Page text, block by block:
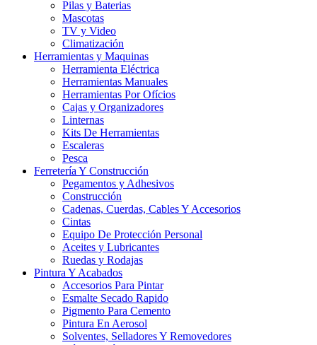
Pilas y Baterias
Mascotas
TV y Video
Climatización
Herramientas y Maquinas
Herramienta Eléctrica
Herramientas Manuales
Herramientas Por Ofícios
Cajas y Organizadores
Linternas
Kits De Herramientas
Escaleras
Pesca
Ferretería Y Construcción
Pegamentos y Adhesivos
Construcción
Cadenas, Cuerdas, Cables Y Accesorios
Cintas
Equipo De Protección Personal
Aceites y Lubricantes
Ruedas y Rodajas
Pintura Y Acabados
Accesorios Para Pintar
Esmalte Secado Rapido
Pigmento Para Cemento
Pintura En Aerosol
Solventes, Selladores Y Removedores